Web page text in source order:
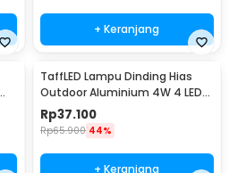
+ Keranjang
TaffLED Lampu Dinding Hias
Outdoor Aluminium 4W 4 LED
Warm White - B053
Rp37.100
Rp65.900 44%
+ Keranjang